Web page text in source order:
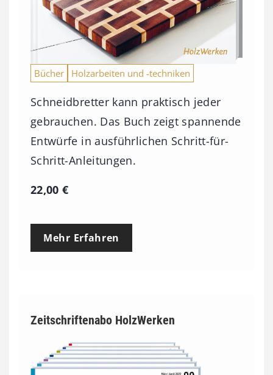
Bücher Holzarbeiten und -techniken
Schneidbretter kann praktisch jeder
gebrauchen. Das Buch zeigt spannende
Entwürfe in ausführlichen Schritt-für-
Schritt-Anleitungen.
22,00€
Mehr Erfahren
Zeitschriftenabo HolzWerken